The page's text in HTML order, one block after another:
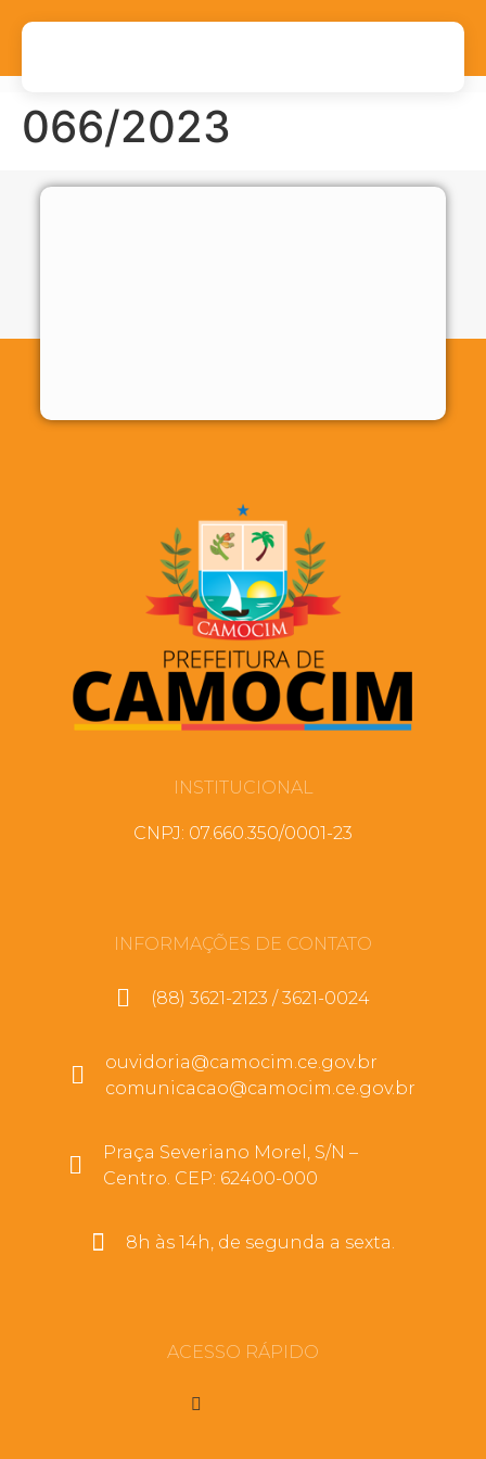
066/2023
INSTITUCIONAL
CNPJ: 07.660.350/0001-23
INFORMAÇÕES DE CONTATO
(88) 3621-2123 / 3621-0024
ouvidoria@camocim.ce.gov.br
comunicacao@camocim.ce.gov.br
Praça Severiano Morel, S/N –
Centro. CEP: 62400-000
8h às 14h, de segunda a sexta.
ACESSO RÁPIDO